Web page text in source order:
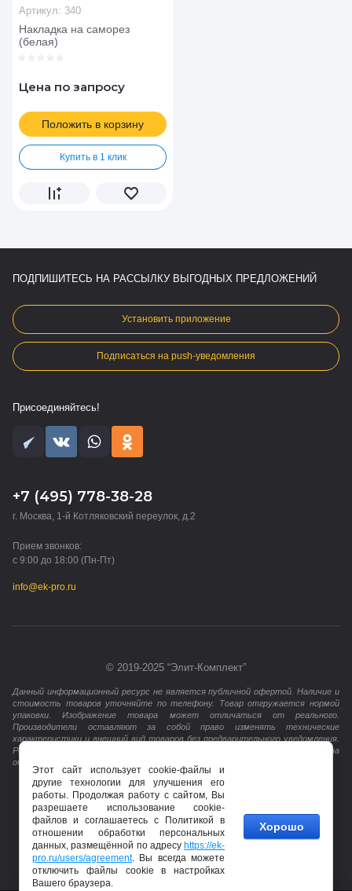
Накладка на саморез
(белая)
Артикул: 340
Цена по запросу
Положить в корзину
Купить в 1 клик
ПОДПИШИТЕСЬ НА РАССЫЛКУ ВЫГОДНЫХ ПРЕДЛОЖЕНИЙ
Установить приложение
Подписаться на push-уведомления
Присоединяйтесь!
+7 (495) 778-38-28
г. Москва, 1-й Котляковский переулок, д.2
Прием звонков:
с 9:00 до 18:00 (Пн-Пт)
info@ek-pro.ru
© 2019-2025 “Элит-Комплект”
Данный информационный ресурс не является публичной офертой. Наличие и
стоимость товаров уточняйте по телефону. Товар отгружается нормой
упаковки. Изображение товара может отличаться от реального.
Производители оставляют за собой право изменять технические
характеристики и внешний вид товаров без предварительного уведомления.
Регистрируясь или заполняя любую форму на сайте, Вы даёте согласие на
обработку персональных данных.
Этот сайт использует cookie-файлы и
другие технологии для улучшения его
работы. Продолжая работу с сайтом, Вы
разрешаете использование cookie-
файлов и соглашаетесь с Политикой в
отношении обработки персональных
данных, размещённой по адресу https://ek-
pro.ru/users/agreement. Вы всегда можете
отключить файлы cookie в настройках
Вашего браузера.
Хорошо